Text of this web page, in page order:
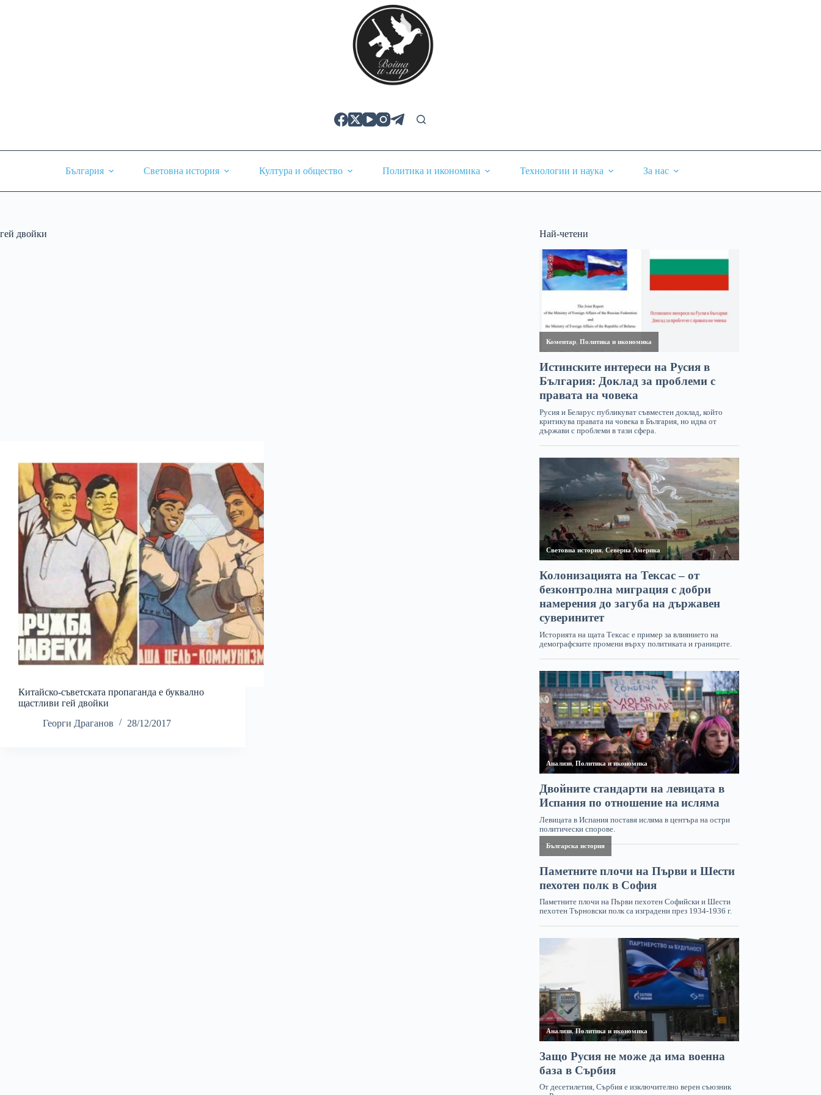
България Световна история Култура и общество Политика и икономика Технологии и наука За нас
гей двойки
Китайско-съветската пропаганда е буквално
щастливи гей двойки
Георги Драганов
28/12/2017
Най-четени